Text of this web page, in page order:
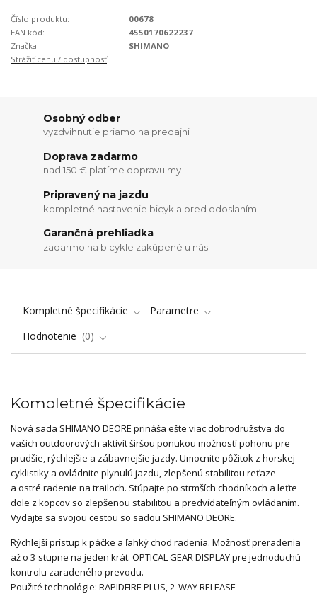
Číslo produktu:
00678
EAN kód:
4550170622237
Značka:
SHIMANO
Strážiť cenu / dostupnosť
Osobný odber
vyzdvihnutie priamo na predajni
Doprava zadarmo
nad 150 € platíme dopravu my
Pripravený na jazdu
kompletné nastavenie bicykla pred odoslaním
Garančná prehliadka
zadarmo na bicykle zakúpené u nás
Kompletné špecifikácie
Parametre
Hodnotenie
0
Kompletné špecifikácie
Nová sada SHIMANO DEORE prináša ešte viac dobrodružstva do
vašich outdoorových aktivít širšou ponukou možností pohonu pre
prudšie, rýchlejšie a zábavnejšie jazdy. Umocnite pôžitok z horskej
cyklistiky a ovládnite plynulú jazdu, zlepšenú stabilitou reťaze
a ostré radenie na trailoch. Stúpajte po strmších chodníkoch a leťte
dole z kopcov so zlepšenou stabilitou a predvídateľným ovládaním.
Vydajte sa svojou cestou so sadou SHIMANO DEORE.
Rýchlejší prístup k páčke a ľahký chod radenia. Možnosť preradenia
až o 3 stupne na jeden krát. OPTICAL GEAR DISPLAY pre jednoduchú
kontrolu zaradeného prevodu.
Použité technológie: RAPIDFIRE PLUS, 2-WAY RELEASE